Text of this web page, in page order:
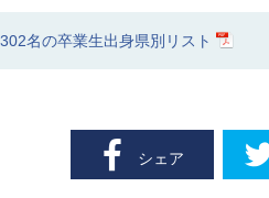
名の卒業生出身県別リスト
シェア